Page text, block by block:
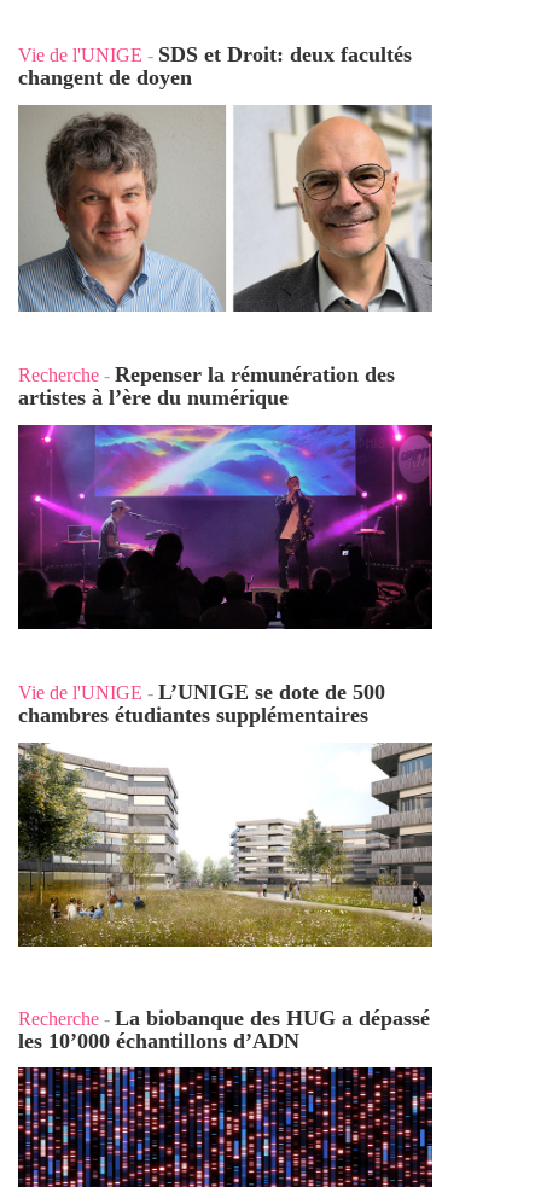
Vie de l'UNIGE - SDS et Droit: deux facultés
changent de doyen
Recherche - Repenser la rémunération des
artistes à l’ère du numérique
Vie de l'UNIGE - L’UNIGE se dote de 500
chambres étudiantes supplémentaires
Recherche - La biobanque des HUG a dépassé
les 10’000 échantillons d’ADN